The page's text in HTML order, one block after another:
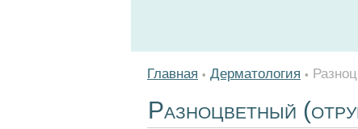
Главная • Дерматология •
Разноцветный